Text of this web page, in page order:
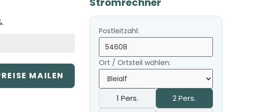
.
MAILEN
Postleitzahl:
Ort / Ortsteil wählen:
1 Pers.
2 Pers.